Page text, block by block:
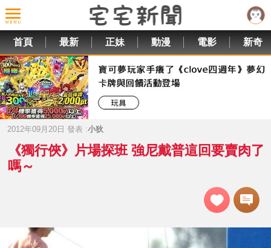
首頁 最新 正妹 動漫 電影 新奇
2012年09月20日 發表 :小狄
《獨行俠》片場探班 強尼戴普這回要賣肉了
嗎～